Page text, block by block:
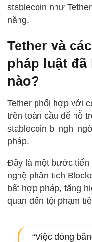
stablecoin như
năng.
Tether và
pháp luật
nào?
Tether phối hợp với
trên toàn cầu để hỗ
stablecoin bị nghi
pháp.
Đây là một bước tiến
nghệ phân tích
bất hợp pháp, tăng
quan đến tội phạm
“Việc đóng